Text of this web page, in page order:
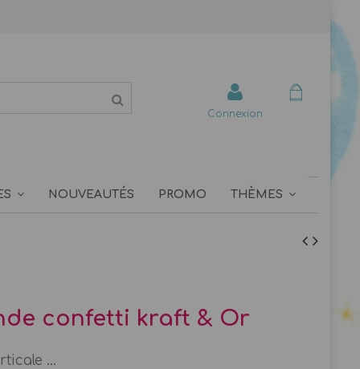
Connexion
NOUVEAUTÉS PROMO THÈMES
confetti kraft & Or
...